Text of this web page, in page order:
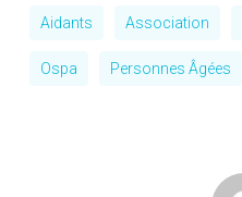
Aidants Association
Ospa Personnes Âgées